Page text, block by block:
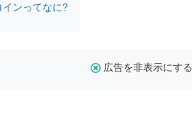
インってなに?
広告を非表示にする